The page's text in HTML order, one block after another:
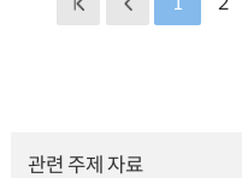
관련 주제 자료